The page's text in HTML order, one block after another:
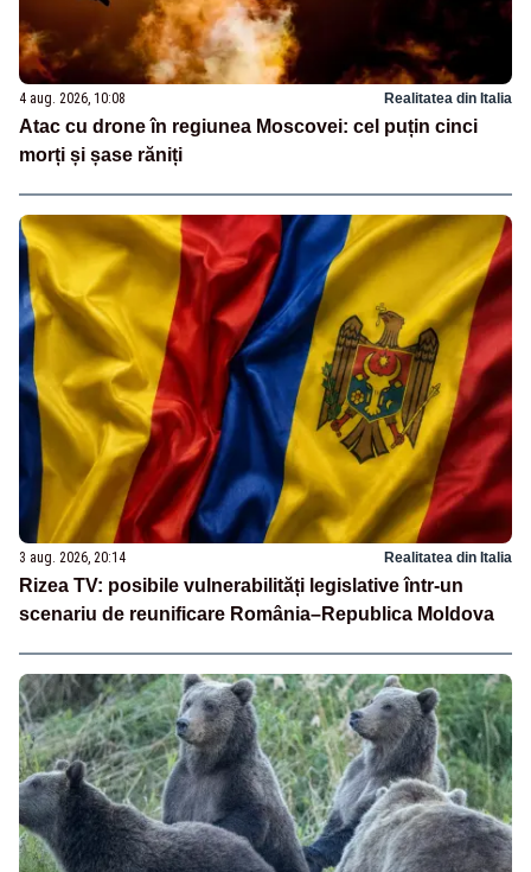
4 aug. 2026, 10:08 Realitatea din Italia
Atac cu drone în regiunea Moscovei: cel puțin cinci
morți și șase răniți
3 aug. 2026, 20:14 Realitatea din Italia
Rizea TV: posibile vulnerabilități legislative într-un
scenariu de reunificare România–Republica Moldova